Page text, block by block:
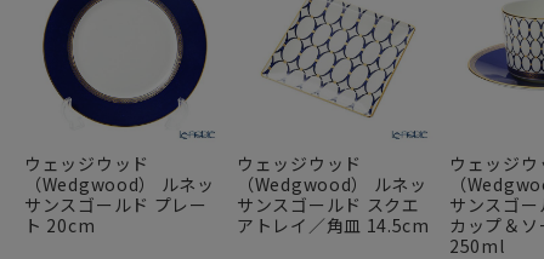
ウェッジウッド
（Wedgwood） ルネッ
サンスゴールド プレー
ト 20cm
ウェッジウッド
（Wedgwood） ルネッ
サンスゴールド スクエ
アトレイ／角皿 14.5cm
ウェッジウ
（
サンスゴ
カップ＆
250ml